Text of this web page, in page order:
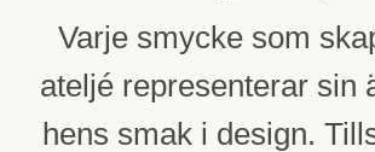
Varje smycke som
ateljé representerar sin
hens smak i design.